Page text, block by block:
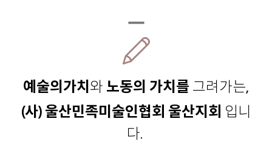
remove
예술의가치 와 노동의 가치를 그려가는,
(사) 울산민족미술인협회 울산지회 입니
다.